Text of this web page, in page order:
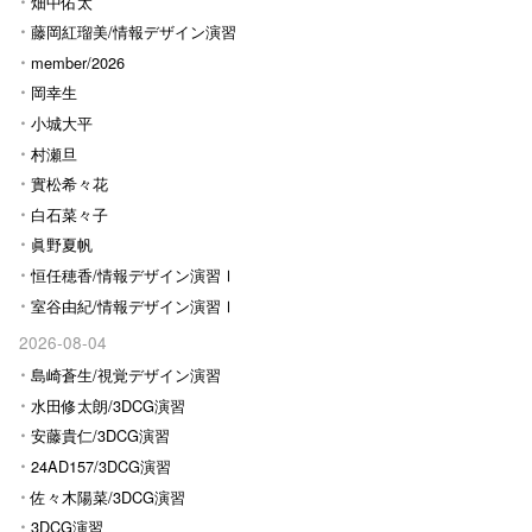
藤岡紅瑠美/情報デザイン演習
Ⅰ member/2026
岡幸生
小城大平
村瀬旦
實松希々花
白石菜々子
眞野夏帆
恒任穂香/情報デザイン演習Ⅰ
室谷由紀/情報デザイン演習Ⅰ
2026-08-04
島崎蒼生/視覚デザイン演習
水田修太朗/3DCG演習
安藤貴仁/3DCG演習
24AD157/3DCG演習
佐々木陽菜/3DCG演習
3DCG演習